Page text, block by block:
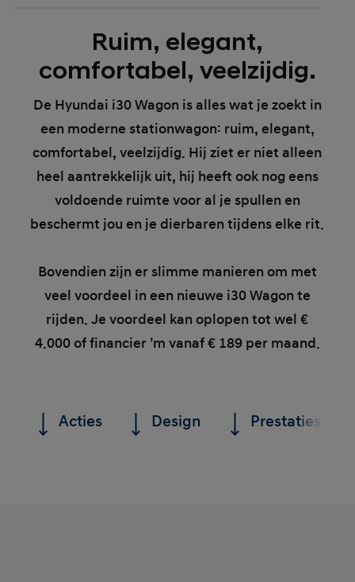
Ruim, elegant,
comfortabel, veelzijdig.
De Hyundai i30 Wagon is alles wat je zoekt in
een moderne stationwagon: ruim, elegant,
comfortabel, veelzijdig. Hij ziet er niet alleen
heel aantrekkelijk uit, hij heeft ook nog eens
voldoende ruimte voor al je spullen en
beschermt jou en je dierbaren tijdens elke rit.
Bovendien zijn er slimme manieren om met
veel voordeel in een nieuwe i30 Wagon te
rijden. Je voordeel kan oplopen tot wel €
4.000 of financier ’m vanaf € 189 per maand.
Acties Design Prestaties